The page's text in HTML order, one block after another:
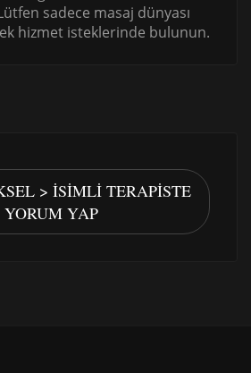
sadece masaj dünyası
hizmet isteklerinde bulunun.
> İSIMLI TERAPISTE
YORUM YAP